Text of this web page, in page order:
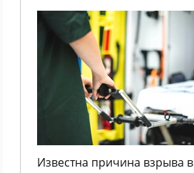
Известна причина взрыва в